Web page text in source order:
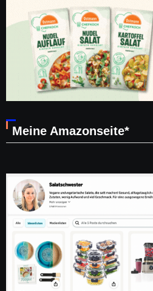
Meine Amazonseite*